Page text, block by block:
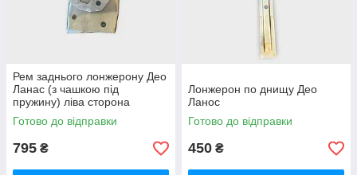
Рем заднього лонжерону Део
Ланас (з чашкою під
пружину) ліва сторона
Готово до відправки
795 ₴
Лонжерон по днищу Део
Ланос
Готово до відправки
450 ₴